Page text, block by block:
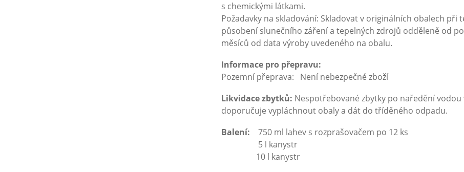
s chemickými látkami.
Požadavky na skladování: Skladovat v originálních obalech při
působení slunečního záření a tepelných zdrojů odděleně od
měsíců od data výroby uvedeného na obalu.
Informace pro přepravu:
Pozemní přeprava: Není nebezpečné zboží
Likvidace zbytků: Nespotřebované zbytky po naředění
doporučuje vypláchnout obaly a dát do tříděného odpadu.
Balení: 750 ml lahev s rozprašovačem po 12 ks
5 l kanystr
10 l kanystr